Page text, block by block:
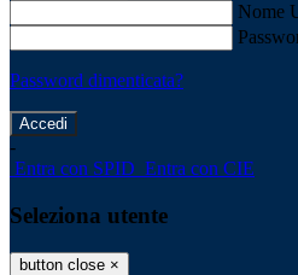
Nome
Password dimenticata?
-
Entra con SPID Entra con CIE
Seleziona utente
button close ×